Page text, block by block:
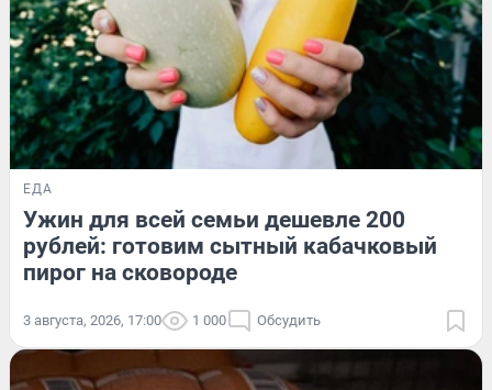
ЕДА
Ужин для всей семьи дешевле 200
рублей: готовим сытный кабачковый
пирог на сковороде
3 августа, 2026, 17:00 1 000 Обсудить